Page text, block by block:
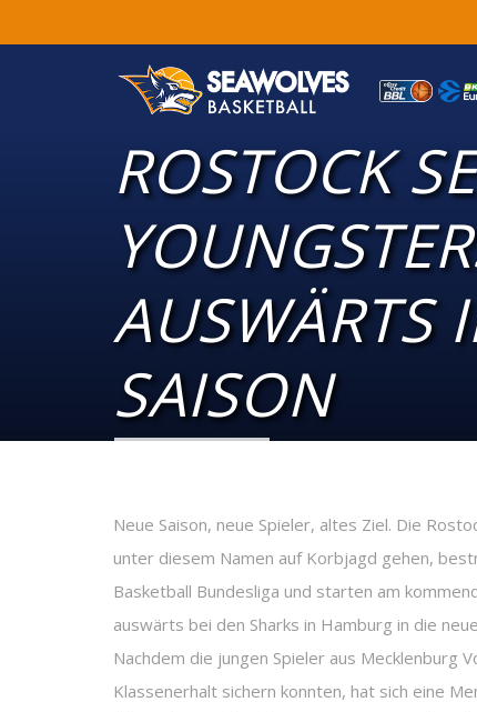
ROSTOCK
AUSWÄRTS
SAISON
Neue Saison, neue Spieler, altes Ziel. Die
unter diesem Namen auf Korbjagd gehen,
Basketball Bundesliga und starten am
auswärts bei den Sharks in Hamburg in die
Nachdem die jungen Spieler aus Mecklenburg
Klassenerhalt sichern konnten, hat sich eine